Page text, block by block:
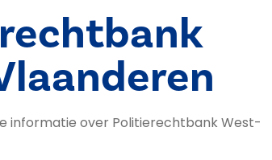
informatie over Politierechtbank West-